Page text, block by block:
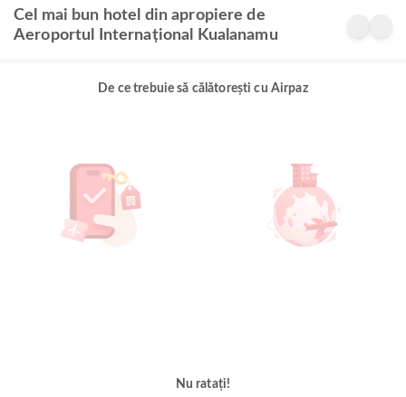
Cel mai bun hotel din apropiere de
Aeroportul Internațional Kualanamu
De ce trebuie să călătorești cu Airpaz
Nu ratați!